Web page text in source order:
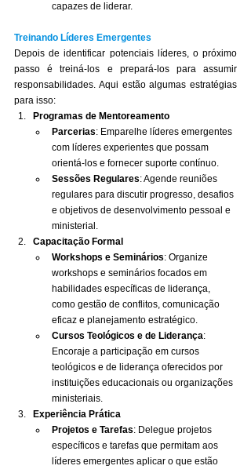
capazes de liderar.
Treinando Líderes Emergentes
Depois de identificar potenciais líderes, o próximo
passo é treiná-los e prepará-los para assumir
responsabilidades. Aqui estão algumas estratégias
para isso:
Programas de Mentoreamento
Parcerias: Emparelhe líderes emergentes
com líderes experientes que possam
orientá-los e fornecer suporte contínuo.
Sessões Regulares: Agende reuniões
regulares para discutir progresso, desafios
e objetivos de desenvolvimento pessoal e
ministerial.
Capacitação Formal
Workshops e Seminários: Organize
workshops e seminários focados em
habilidades específicas de liderança,
como gestão de conflitos, comunicação
eficaz e planejamento estratégico.
Cursos Teológicos e de Liderança:
Encoraje a participação em cursos
teológicos e de liderança oferecidos por
instituições educacionais ou organizações
ministeriais.
Experiência Prática
Projetos e Tarefas: Delegue projetos
específicos e tarefas que permitam aos
líderes emergentes aplicar o que estão